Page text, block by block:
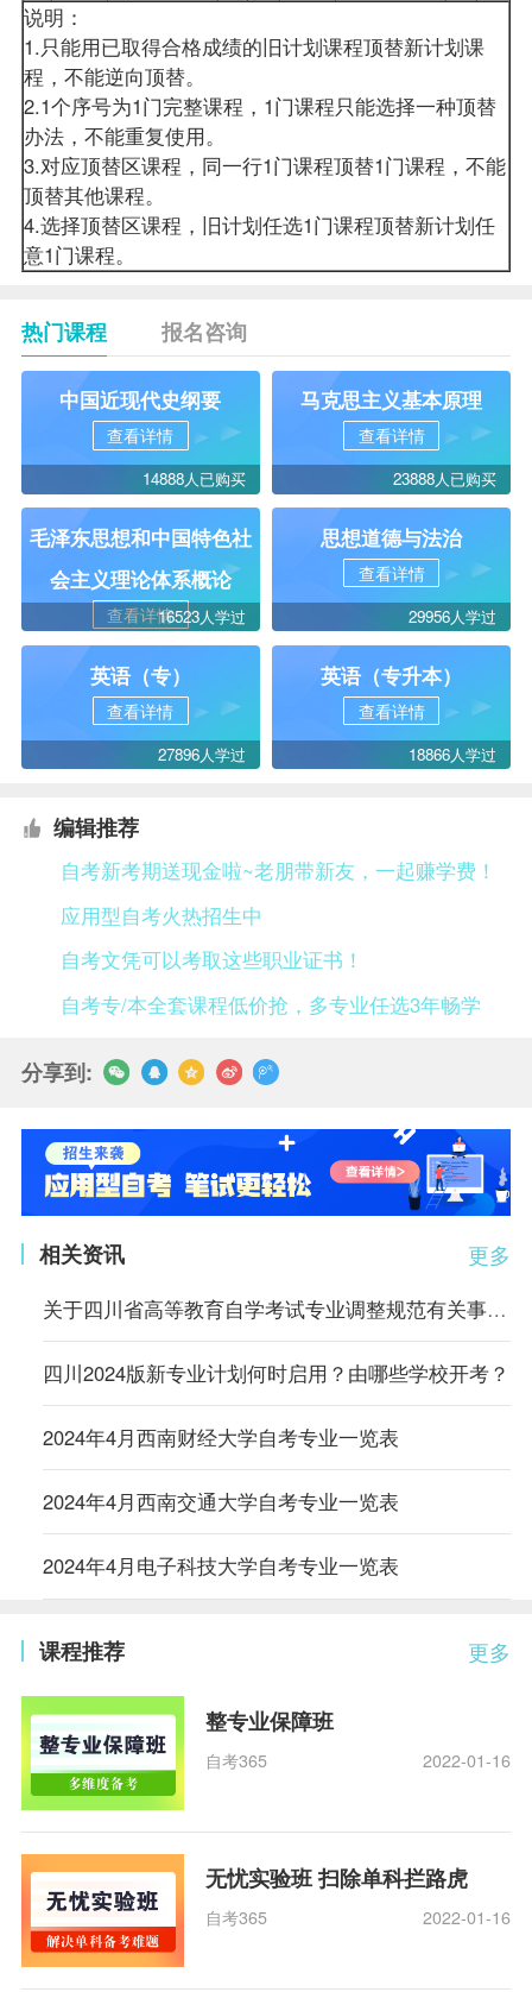
说明：
1.只能用已取得合格成绩的旧计划课程顶替新计划课
程，不能逆向顶替。
2.1个序号为1门完整课程，1门课程只能选择一种顶替
办法，不能重复使用。
3.对应顶替区课程，同一行1门课程顶替1门课程，不能
顶替其他课程。
4.选择顶替区课程，旧计划任选1门课程顶替新计划任
意1门课程。
热门课程 报名咨询
中国近现代史纲要
查看详情
14888人已购买
马克思主义基本原理
查看详情
23888人已购买
毛泽东思想和中国特色社
会主义理论体系概论
查看详情16523人学过
思想道德与法治
查看详情
29956人学过
英语（专）
查看详情
27896人学过
英语（专升本）
查看详情
18866人学过
编辑推荐
自考新考期送现金啦~老朋带新友，一起赚学费！
应用型自考火热招生中
自考文凭可以考取这些职业证书！
自考专/本全套课程低价抢，多专业任选3年畅学
分享到:
更多
相关资讯
关于四川省高等教育自学考试专业调整规范有关事项的通告
四川2024版新专业计划何时启用？由哪些学校开考？
2024年4月西南财经大学自考专业一览表
2024年4月西南交通大学自考专业一览表
2024年4月电子科技大学自考专业一览表
更多
课程推荐
整专业保障班
自考365 2022-01-16
无忧实验班 扫除单科拦路虎
自考365 2022-01-16